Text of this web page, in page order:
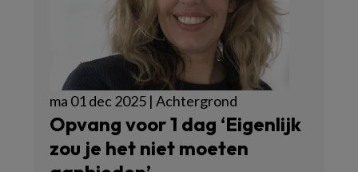
ma 01 dec 2025 | Achtergrond
Opvang voor 1 dag ‘Eigenlijk
zou je het niet moeten